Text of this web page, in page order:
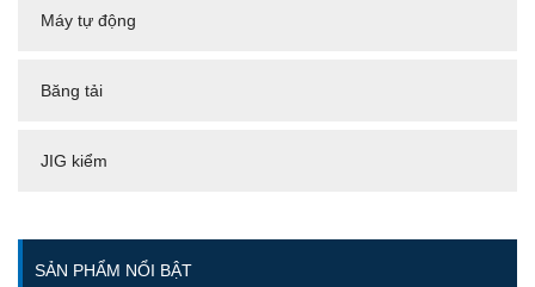
Máy tự động
Băng tải
JIG kiểm
SẢN PHẨM NỔI BẬT